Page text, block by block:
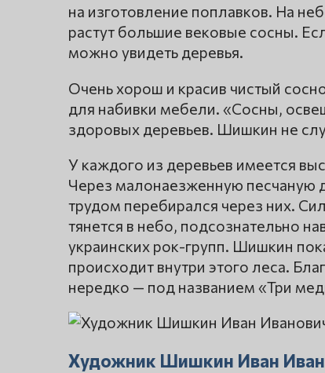
на изготовление поплавков. На
растут большие вековые сосны.
можно увидеть деревья.
Очень хорош и красив чистый
для набивки мебели. «Сосны,
здоровых деревьев. Шишкин не
У каждого из деревьев имеется
Через малонаезженную песчаную
трудом перебирался через них.
тянется в небо, подсознательно
украинских рок-групп. Шишкин
происходит внутри этого леса.
нередко — под названием «Три
Художник Шишкин Иван